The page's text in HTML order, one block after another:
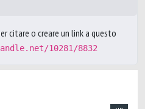
citare o creare un link a questo
10281/8832